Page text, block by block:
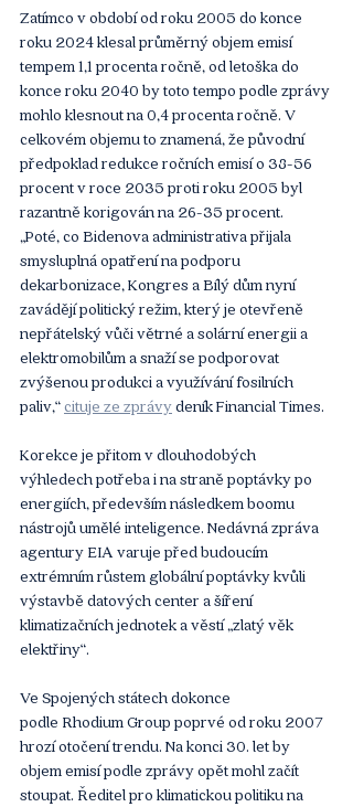
Zatímco v období od roku 2005 do konce
roku 2024 klesal průměrný objem emisí
tempem 1,1 procenta ročně, od letoška do
konce roku 2040 by toto tempo podle zprávy
mohlo klesnout na 0,4 procenta ročně. V
celkovém objemu to znamená, že původní
předpoklad redukce ročních emisí o 38-56
procent v roce 2035 proti roku 2005 byl
razantně korigován na 26-35 procent.
„Poté, co Bidenova administrativa přijala
smysluplná opatření na podporu
dekarbonizace, Kongres a Bílý dům nyní
zavádějí politický režim, který je otevřeně
nepřátelský vůči větrné a solární energii a
elektromobilům a snaží se podporovat
zvýšenou produkci a využívání fosilních
paliv,“ cituje ze zprávy deník Financial Times.
Korekce je přitom v dlouhodobých
výhledech potřeba i na straně poptávky po
energiích, především následkem boomu
nástrojů umělé inteligence. Nedávná zpráva
agentury EIA varuje před budoucím
extrémním růstem globální poptávky kvůli
výstavbě datových center a šíření
klimatizačních jednotek a věstí „zlatý věk
elektřiny“.
Ve Spojených státech dokonce
podle Rhodium Group poprvé od roku 2007
hrozí otočení trendu. Na konci 30. let by
objem emisí podle zprávy opět mohl začít
stoupat. Ředitel pro klimatickou politiku na